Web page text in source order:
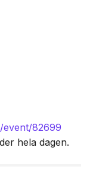
event/82699
hela dagen.